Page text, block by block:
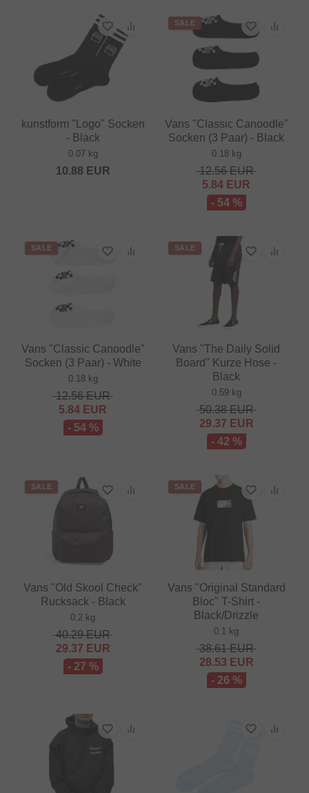
kunstform "Logo" Socken
- Black
0.07 kg
10.88 EUR
SALE
Vans "Classic Canoodle"
Socken (3 Paar) - Black
0.18 kg
12.56EUR
5.84 EUR
- 54 %
SALE
Vans "Classic Canoodle"
Socken (3 Paar) - White
0.18 kg
12.56EUR
5.84 EUR
- 54 %
SALE
Vans "The Daily Solid
Board" Kurze Hose -
Black
0.59 kg
50.38EUR
29.37 EUR
- 42 %
SALE
Vans "Old Skool Check"
Rucksack - Black
0.2 kg
40.29EUR
29.37 EUR
- 27 %
SALE
Vans "Original Standard
Bloc" T-Shirt -
Black/Drizzle
0.1 kg
38.61EUR
28.53 EUR
- 26 %